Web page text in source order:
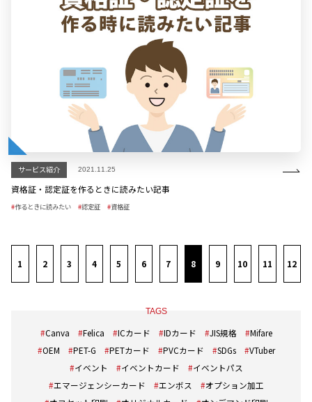
サービス紹介 2021.11.25
資格証・認定証を作るときに読みたい記事
作るときに読みたい 認定証 資格証
1 2 3 4 5 6 7 8 9 10 11 12
TAGS
Canva Felica ICカード IDカード JIS規格
Mifare
OEM
PET-G PETカード PVCカード SDGs
VTuber
イベント
イベントカード
イベントパス
エマージェンシーカード
エンボス
オプション加工